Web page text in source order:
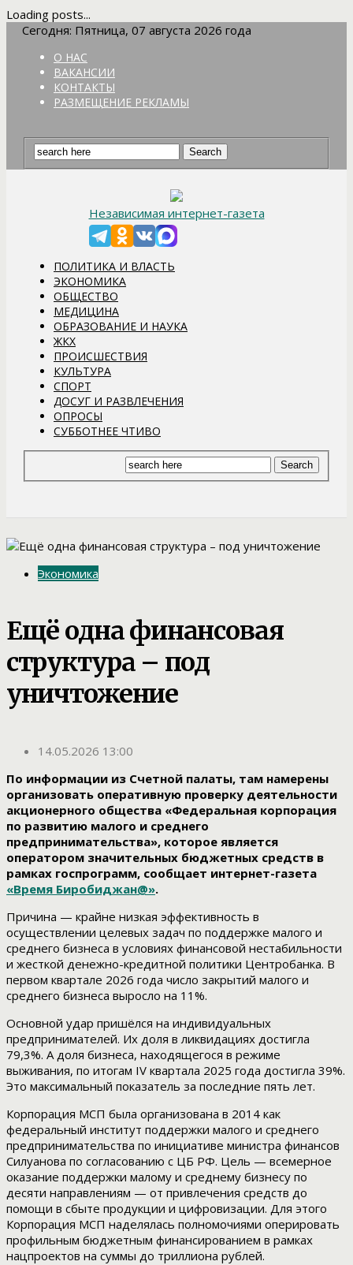
Loading posts...
Сегодня: Пятница, 07 августа 2026 года
О НАС
ВАКАНСИИ
КОНТАКТЫ
РАЗМЕЩЕНИЕ РЕКЛАМЫ
Независимая интернет-газета
ПОЛИТИКА И ВЛАСТЬ
ЭКОНОМИКА
ОБЩЕСТВО
МЕДИЦИНА
ОБРАЗОВАНИЕ И НАУКА
ЖКХ
ПРОИСШЕСТВИЯ
КУЛЬТУРА
СПОРТ
ДОСУГ И РАЗВЛЕЧЕНИЯ
ОПРОСЫ
СУББОТНЕЕ ЧТИВО
Экономика
Ещё одна финансовая
структура – под
уничтожение
14.05.2026 13:00
По информации из Счетной палаты, там намерены
организовать оперативную проверку деятельности
акционерного общества «Федеральная корпорация
по развитию малого и среднего
предпринимательства», которое является
оператором значительных бюджетных средств в
рамках госпрограмм, сообщает интернет-газета
«Время Биробиджан@».
Причина — крайне низкая эффективность в
осуществлении целевых задач по поддержке малого и
среднего бизнеса в условиях финансовой нестабильности
и жесткой денежно-кредитной политики Центробанка. В
первом квартале 2026 года число закрытий малого и
среднего бизнеса выросло на 11%.
Основной удар пришёлся на индивидуальных
предпринимателей. Их доля в ликвидациях достигла
79,3%. А доля бизнеса, находящегося в режиме
выживания, по итогам IV квартала 2025 года достигла 39%.
Это максимальный показатель за последние пять лет.
Корпорация МСП была организована в 2014 как
федеральный институт поддержки малого и среднего
предпринимательства по инициативе министра финансов
Силуанова по согласованию с ЦБ РФ. Цель — всемерное
оказание поддержки малому и среднему бизнесу по
десяти направлениям — от привлечения средств до
помощи в сбыте продукции и цифровизации. Для этого
Корпорация МСП наделялась полномочиями оперировать
профильным бюджетным финансированием в рамках
нацпроектов на суммы до триллиона рублей.